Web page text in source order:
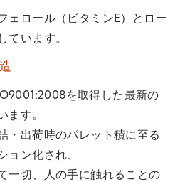
ェロール（ビタミンE）とロー
ています。
を取得した最新の
ます。
・出荷時のパレット積に至る
ョン化され、
一切、人の手に触れることの